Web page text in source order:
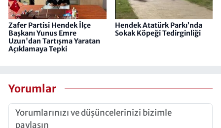
Zafer Partisi Hendek İlçe
Başkanı Yunus Emre
Uzun'dan Tartışma Yaratan
Açıklamaya Tepki
Hendek Atatürk Parkı’nda
Sokak Köpeği Tedirginliği
Yorumlar